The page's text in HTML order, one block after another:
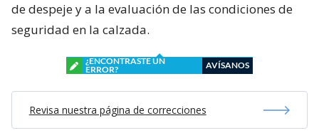
de despeje y a la evaluación de las condiciones de
seguridad en la calzada.
¿ENCONTRASTE UN
ERROR?
AVÍSANOS
Revisa nuestra página de correcciones